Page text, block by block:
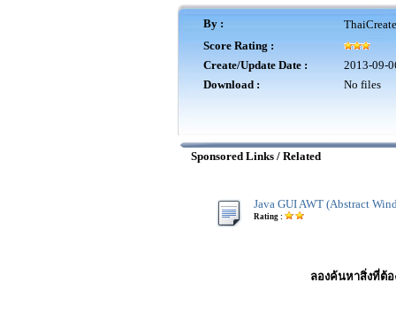
By :
Score Rating :
Create/Update Date :
2013-09-
Download :
No files
Sponsored Links / Related
Java GUI AWT (Abstract
Rating :
ลองค้นหาสิ่งที่ต้อ